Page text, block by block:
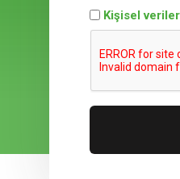
Kişisel